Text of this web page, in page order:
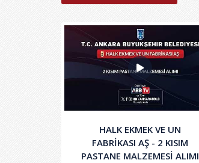
HALK EKMEK VE UN
FABRİKASI AŞ - 2 KISIM
PASTANE MALZEMESİ ALIMI